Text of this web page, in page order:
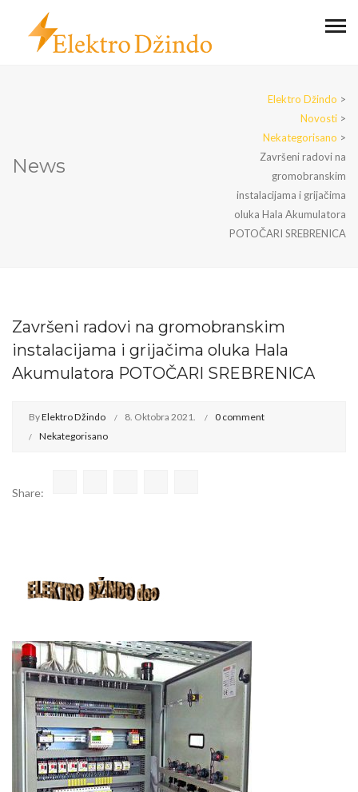
News
Elektro Džindo >
Novosti >
Nekategorisano >
Završeni radovi na
gromobranskim
instalacijama i grijačima
oluka Hala Akumulatora
POTOČARI SREBRENICA
Završeni radovi na gromobranskim
instalacijama i grijačima oluka Hala
Akumulatora POTOČARI SREBRENICA
ByElektro Džindo 8. Oktobra 2021.
0 comment
Nekategorisano
Share: